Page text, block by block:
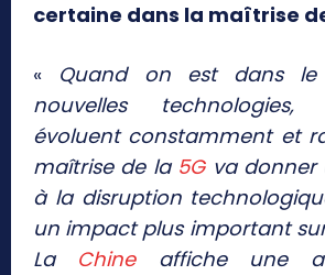
certaine dans la maîtrise
« Quand on est dans le
nouvelles
évoluent constamment et
maîtrise de la 5G va
à la disruption
un impact plus important
La Chine affiche une